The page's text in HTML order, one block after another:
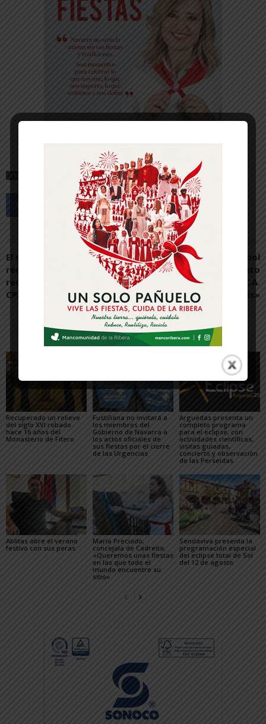
REFUGIADOS SENDAVIVA
Artículo anterior
El colegio de Monteagudo
recibe bocadilleros
reciclables de manos de
CPAEN
Artículo siguiente
«El nuevo campo de fútbol
mejorará el rendimiento
social y deportivo del C.A.
Milagrés»
Artículos relacionados Más del autor
Recuperado un relieve
del siglo XVI robado
hace 16 años del
Monasterio de Fitero
Fustiñana no invitará a
los miembros del
Gobierno de Navarra a
los actos oficiales de
sus fiestas por el cierre
de las Urgencias
Arguedas presenta un
completo programa
para el eclipse, con
actividades científicas,
visitas guiadas,
concierto y observación
de las Perseidas
Ablitas abre el verano
festivo con sus peras
María Preciado,
concejala de Cadreita:
«Queremos unas fiestas
en las que todo el
mundo encuentre su
sitio»
Sendaviva presenta la
programación especial
del eclipse total de Sol
del 12 de agosto